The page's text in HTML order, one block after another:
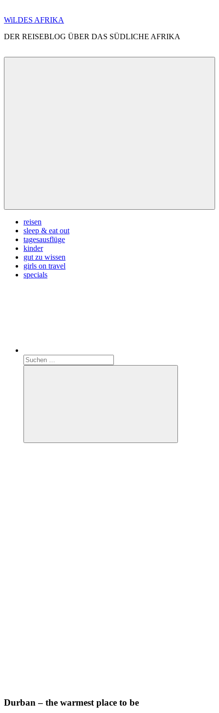
Zum
springen
WiLDES AFRIKA
DER REISEBLOG ÜBER DAS SÜDLICHE AFRIKA
reisen
sleep & eat out
tagesausflüge
kinder
gut zu wissen
girls on travel
specials
Suchen
nach:
Suchen
Durban – the warmest place to be